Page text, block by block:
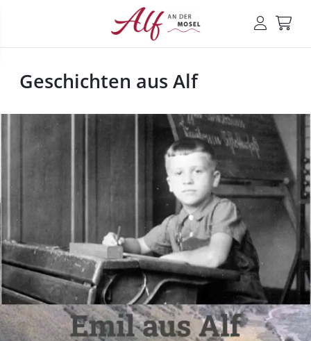
Geschichten aus Alf